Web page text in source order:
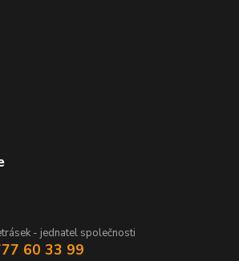
- jednatel společnosti
60 33 99